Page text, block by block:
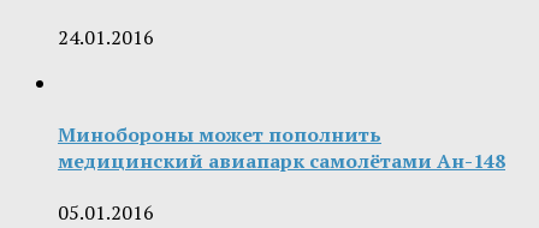
24.01.2016
Минобороны может пополнить
медицинский авиапарк самолётами Ан-148
05.01.2016